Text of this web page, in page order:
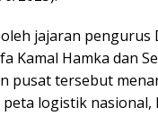
jajaran pengurus
Kamal Hamka dan
pusat tersebut
peta logistik